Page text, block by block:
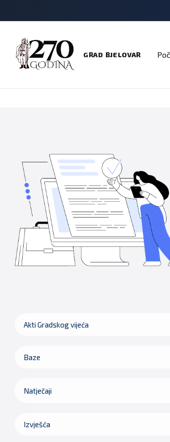
GRAD BJELOVAR
Akti Gradskog vijeća
Baze
Natječaji
Izvješća